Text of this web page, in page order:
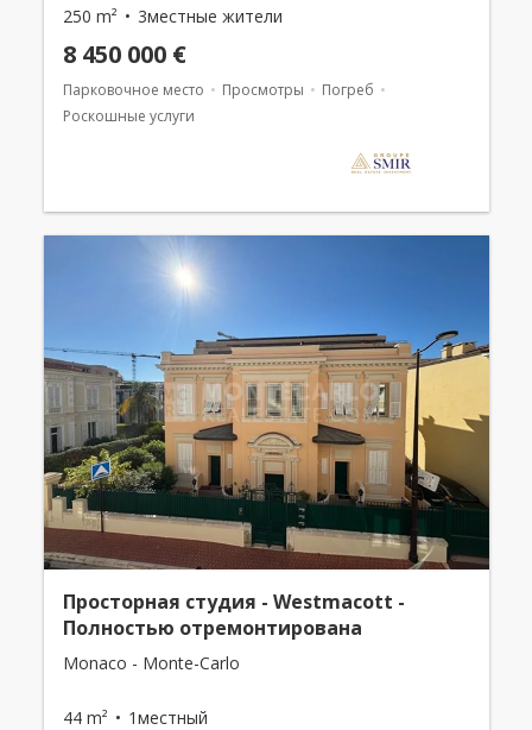
250 m² 3местные жители
8 450 000 €
Парковочное место Просмотры
Погреб
Роскошные услуги
Просторная студия - Westmacott -
Полностью отремонтирована
Monaco - Monte-Carlo
44 m² 1местный